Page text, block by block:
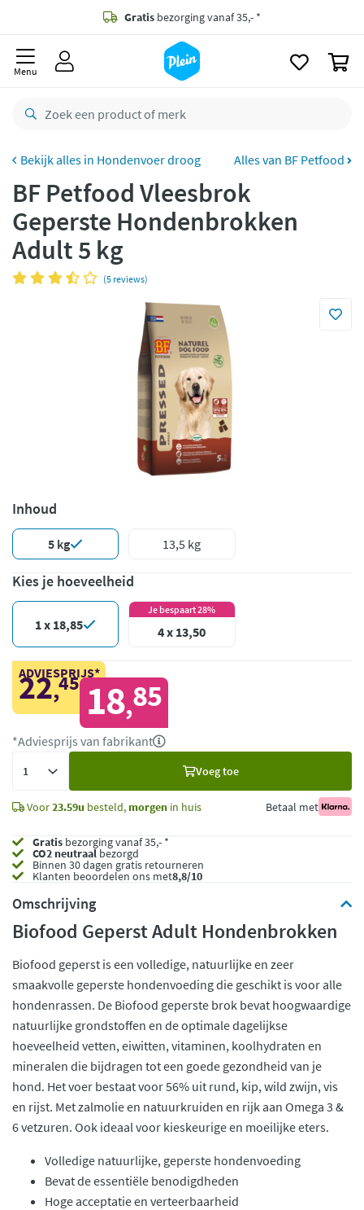
Gratis bezorging vanaf 35,- *
besteld,
retourneren
CO2 neutraal bezorgd
Betaal met Klarna
Menu
Hondenvoer droog Alles van BF Petfood
BF Petfood Vleesbrok
Geperste Hondenbrokken
Adult 5 kg
(5 reviews)
Inhoud
5 kg 13,5 kg
Kies je hoeveelheid
1 x 18,85
Je bespaart 28%
4 x 13,50
ADVIESPRIJS*
22,45 18,85
*Adviesprijs van fabrikant
Voeg toe
Voor23.59u besteld, morgen in huis Betaal met
Gratis bezorging vanaf 35,- *
CO2 neutraalbezorgd
Binnen 30 dagen gratis retourneren
Klanten beoordelen ons met8,8/10
Omschrijving
Biofood Geperst Adult Hondenbrokken
Biofood geperst is een volledige, natuurlijke en zeer
smaakvolle geperste hondenvoeding die geschikt is voor alle
hondenrassen. De Biofood geperste brok bevat hoogwaardige
natuurlijke grondstoffen en de optimale dagelijkse
hoeveelheid vetten, eiwitten, vitaminen, koolhydraten en
mineralen die bijdragen tot een goede gezondheid van je
hond. Het voer bestaat voor 56% uit rund, kip, wild zwijn, vis
en rijst. Met zalmolie en natuurkruiden en rijk aan Omega 3 &
6 vetzuren. Ook ideaal voor kieskeurige en moeilijke eters.
Volledige natuurlijke, geperste hondenvoeding
Bevat de essentiële benodigdheden
Hoge acceptatie en verteerbaarheid